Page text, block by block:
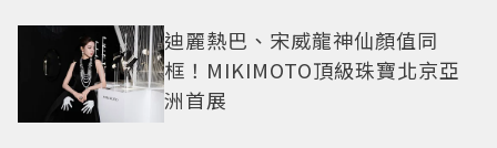
迪麗熱巴、宋威龍神仙顏值同
框！MIKIMOTO頂級珠寶北京亞
洲首展